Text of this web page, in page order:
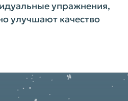
упражнения,
улучшают качество